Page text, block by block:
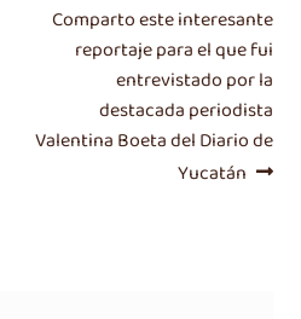
Siguiente
entrada:
Comparto este interesante
reportaje para el que fui
entrevistado por la
destacada periodista
Valentina Boeta del Diario de
Yucatán